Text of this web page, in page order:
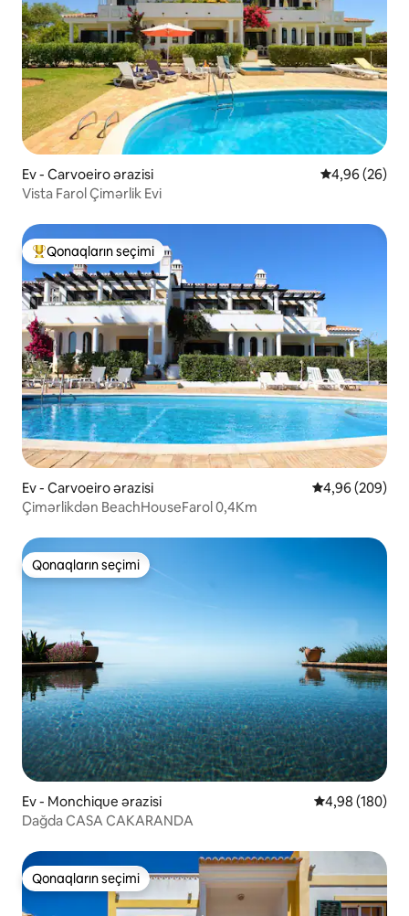
Ev - Carvoeiro ərazisi Ortalama
4,96 (26)
Vista Farol Çimərlik Evi
Populyar "Qonaqların seçimi"
Qonaqların seçimi
Ev - Carvoeiro ərazisi Ortalama
4,96 (209)
Çimərlikdən BeachHouseFarol 0,4Km
Qonaqların seçimi
Qonaqların seçimi
Ev - Monchique ərazisi Ortalama
4,98 (180)
Dağda CASA CAKARANDA
Qonaqların seçimi
Qonaqların seçimi